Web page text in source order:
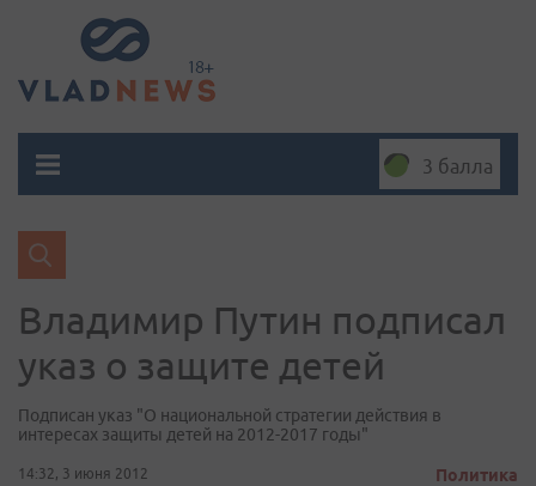
3 балла
Владимир Путин подписал
указ о защите детей
Подписан указ "О национальной стратегии действия в
интересах защиты детей на 2012-2017 годы"
14:32, 3 июня 2012 Политика